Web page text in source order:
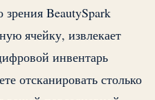
зрения BeautySpark
ячейку, извлекает
инвентарь
отсканировать столько